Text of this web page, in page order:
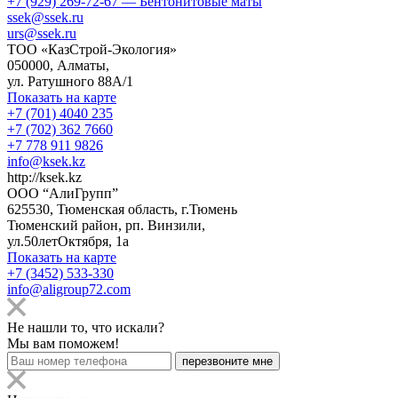
ssek@ssek.ru
urs@ssek.ru
ТОО «КазСтрой-Экология»
050000, Алматы,
ул. Ратушного 88А/1
Показать на карте
+7 (701) 4040 235
+7 (702) 362 7660
+7 778 911 9826
info@ksek.kz
http://ksek.kz
ООО “АлиГрупп”
625530, Тюменская область, г.Тюмень
Тюменский район, рп. Винзили,
ул.50летОктября, 1а
Показать на карте
+7 (3452) 533-330
info@aligroup72.com
Не нашли то, что искали?
Мы вам поможем!